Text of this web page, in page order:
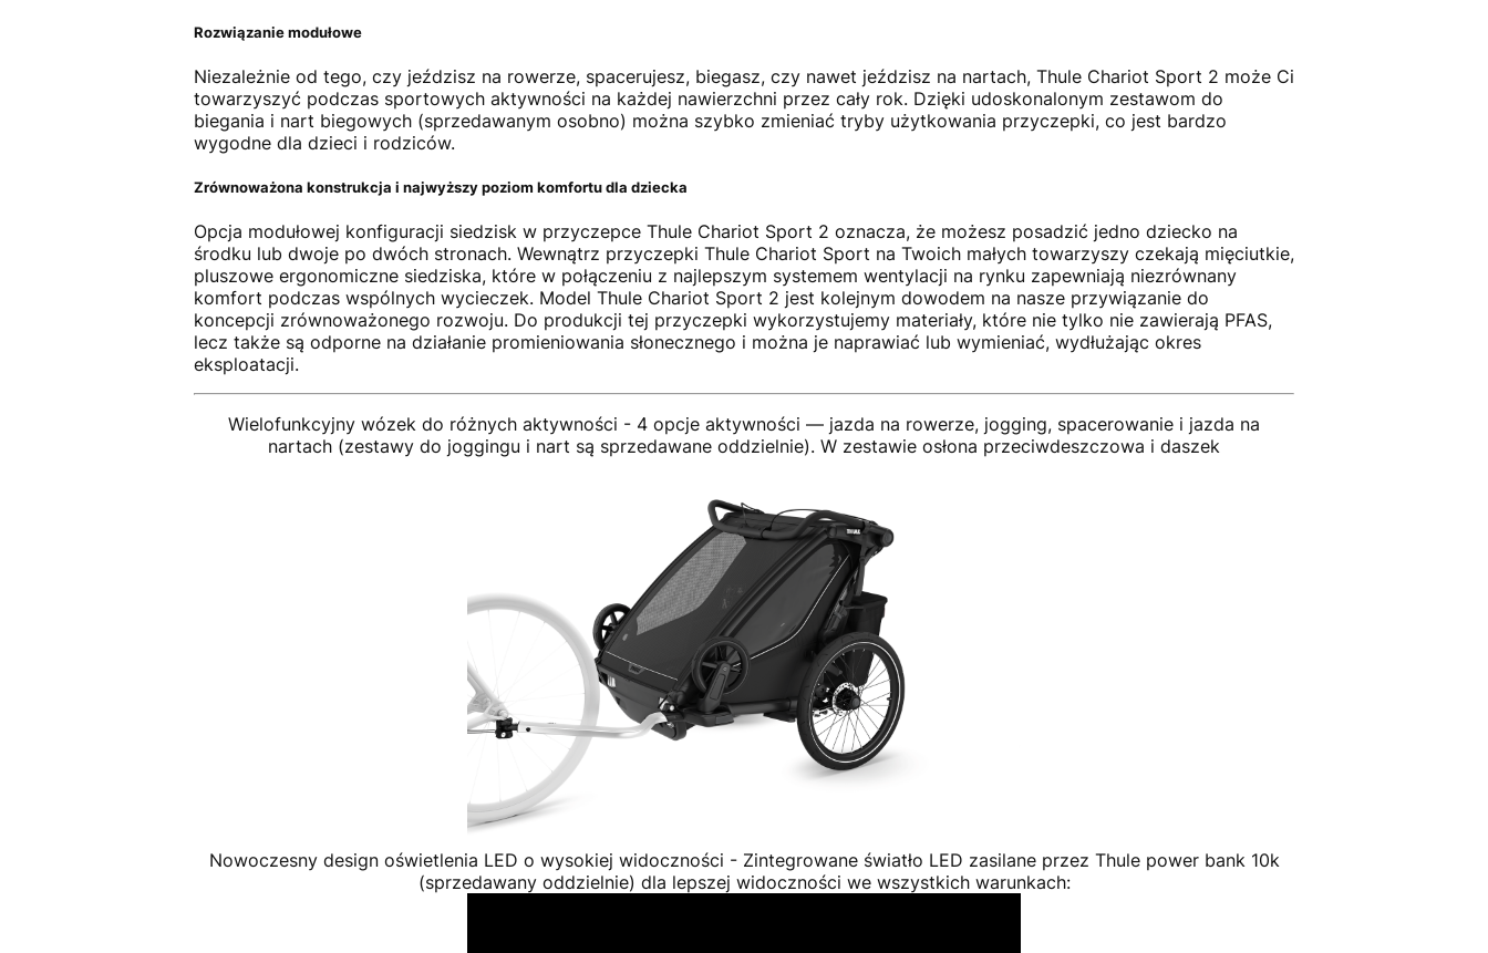
Rozwiązanie modułowe
Niezależnie od tego, czy jeździsz na rowerze, spacerujesz, biegasz, czy nawet jeździsz na nartach, Thule Chariot Sport 2 może Ci
towarzyszyć podczas sportowych aktywności na każdej nawierzchni przez cały rok. Dzięki udoskonalonym zestawom do
biegania i nart biegowych (sprzedawanym osobno) można szybko zmieniać tryby użytkowania przyczepki, co jest bardzo
wygodne dla dzieci i rodziców.
Zrównoważona konstrukcja i najwyższy poziom komfortu dla dziecka
Opcja modułowej konfiguracji siedzisk w przyczepce Thule Chariot Sport 2 oznacza, że możesz posadzić jedno dziecko na
środku lub dwoje po dwóch stronach. Wewnątrz przyczepki Thule Chariot Sport na Twoich małych towarzyszy czekają mięciutkie,
pluszowe ergonomiczne siedziska, które w połączeniu z najlepszym systemem wentylacji na rynku zapewniają niezrównany
komfort podczas wspólnych wycieczek. Model Thule Chariot Sport 2 jest kolejnym dowodem na nasze przywiązanie do
koncepcji zrównoważonego rozwoju. Do produkcji tej przyczepki wykorzystujemy materiały, które nie tylko nie zawierają PFAS,
lecz także są odporne na działanie promieniowania słonecznego i można je naprawiać lub wymieniać, wydłużając okres
eksploatacji.
Wielofunkcyjny wózek do różnych aktywności - 4 opcje aktywności — jazda na rowerze, jogging, spacerowanie i jazda na
nartach (zestawy do joggingu i nart są sprzedawane oddzielnie). W zestawie osłona przeciwdeszczowa i daszek
Nowoczesny design oświetlenia LED o wysokiej widoczności - Zintegrowane światło LED zasilane przez Thule power bank 10k
(sprzedawany oddzielnie) dla lepszej widoczności we wszystkich warunkach: